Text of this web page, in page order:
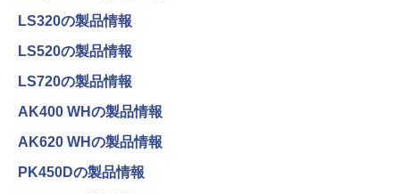
LS320の製品情報
LS520の製品情報
LS720の製品情報
AK400 WHの製品情報
AK620 WHの製品情報
PK450Dの製品情報